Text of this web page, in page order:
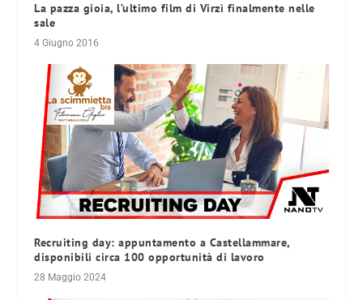
La pazza gioia, l’ultimo film di Virzì finalmente nelle
sale
4 Giugno 2016
Recruiting day: appuntamento a Castellammare,
disponibili circa 100 opportunità di lavoro
28 Maggio 2024